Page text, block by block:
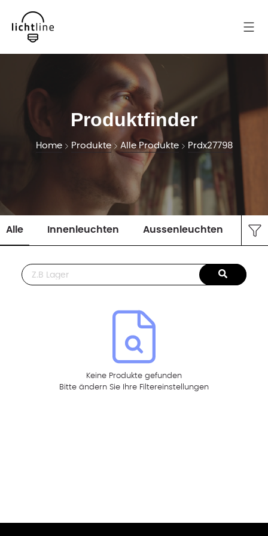
Produktfinder
Home Produkte Alle Produkte Prdx27798
Alle Innenleuchten Aussenleuchten
This is a search field with an auto-suggest feature attached.
Keine Produkte gefunden
Bitte ändern Sie Ihre Filtereinstellungen